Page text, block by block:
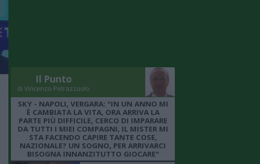
Il Punto
di Vincenzo Petrazzuolo
SKY - NAPOLI, VERGARA: "IN UN ANNO MI
È CAMBIATA LA VITA, ORA ARRIVA LA
PARTE PIÙ DIFFICILE, CERCO DI IMPARARE
DA TUTTI I MIEI COMPAGNI, IL MISTER MI
STA FACENDO CAPIRE TANTE COSE,
NAZIONALE? UN SOGNO, PER ARRIVARCI
BISOGNA INNANZITUTTO GIOCARE"